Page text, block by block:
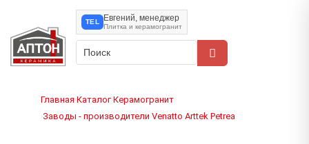
TEL Евгений, менеджер
Плитка и керамогранит
Главная›Каталог›Керамогранит
›Заводы - производители›Venatto›Arttek Petrea